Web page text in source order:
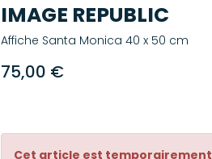
IMAGE REPUBLIC
Affiche Santa Monica 40 x 50 cm
75,00 €
Cet article est temporairement